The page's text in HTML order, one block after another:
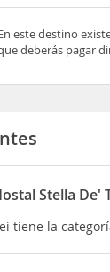
este destino
deberás pagar
Stella De'
tiene la